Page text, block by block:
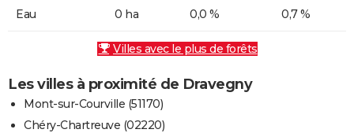
Eau 0 ha 0,0 % 0,7 %
Villes avec le plus de forêts
Les villes à proximité de Dravegny
Mont-sur-Courville (51170)
Chéry-Chartreuve (02220)